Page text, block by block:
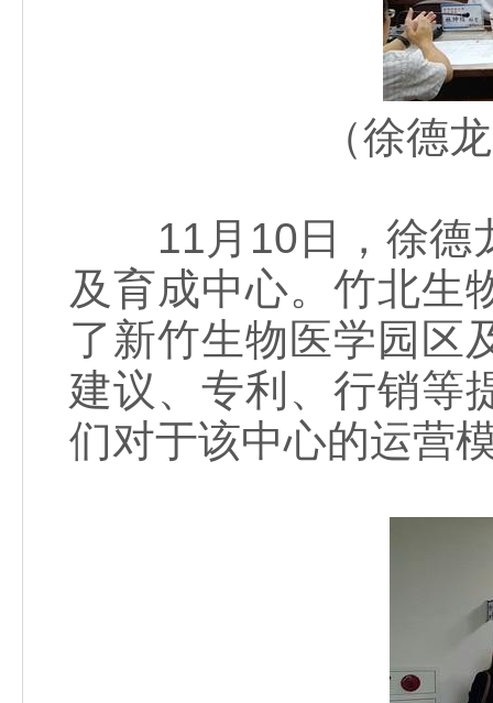
（徐德
11月10日，徐德龙
及育成中心。竹北生
了新竹生物医学园区
建议、专利、行销等
们对于该中心的运营